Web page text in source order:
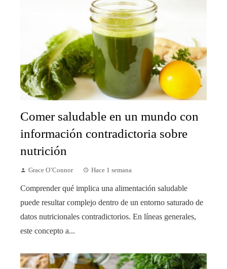
Comer saludable en un mundo con
información contradictoria sobre
nutrición
Grace O’Connor Hace 1 semana
Comprender qué implica una alimentación saludable
puede resultar complejo dentro de un entorno saturado de
datos nutricionales contradictorios. En líneas generales,
este concepto a...